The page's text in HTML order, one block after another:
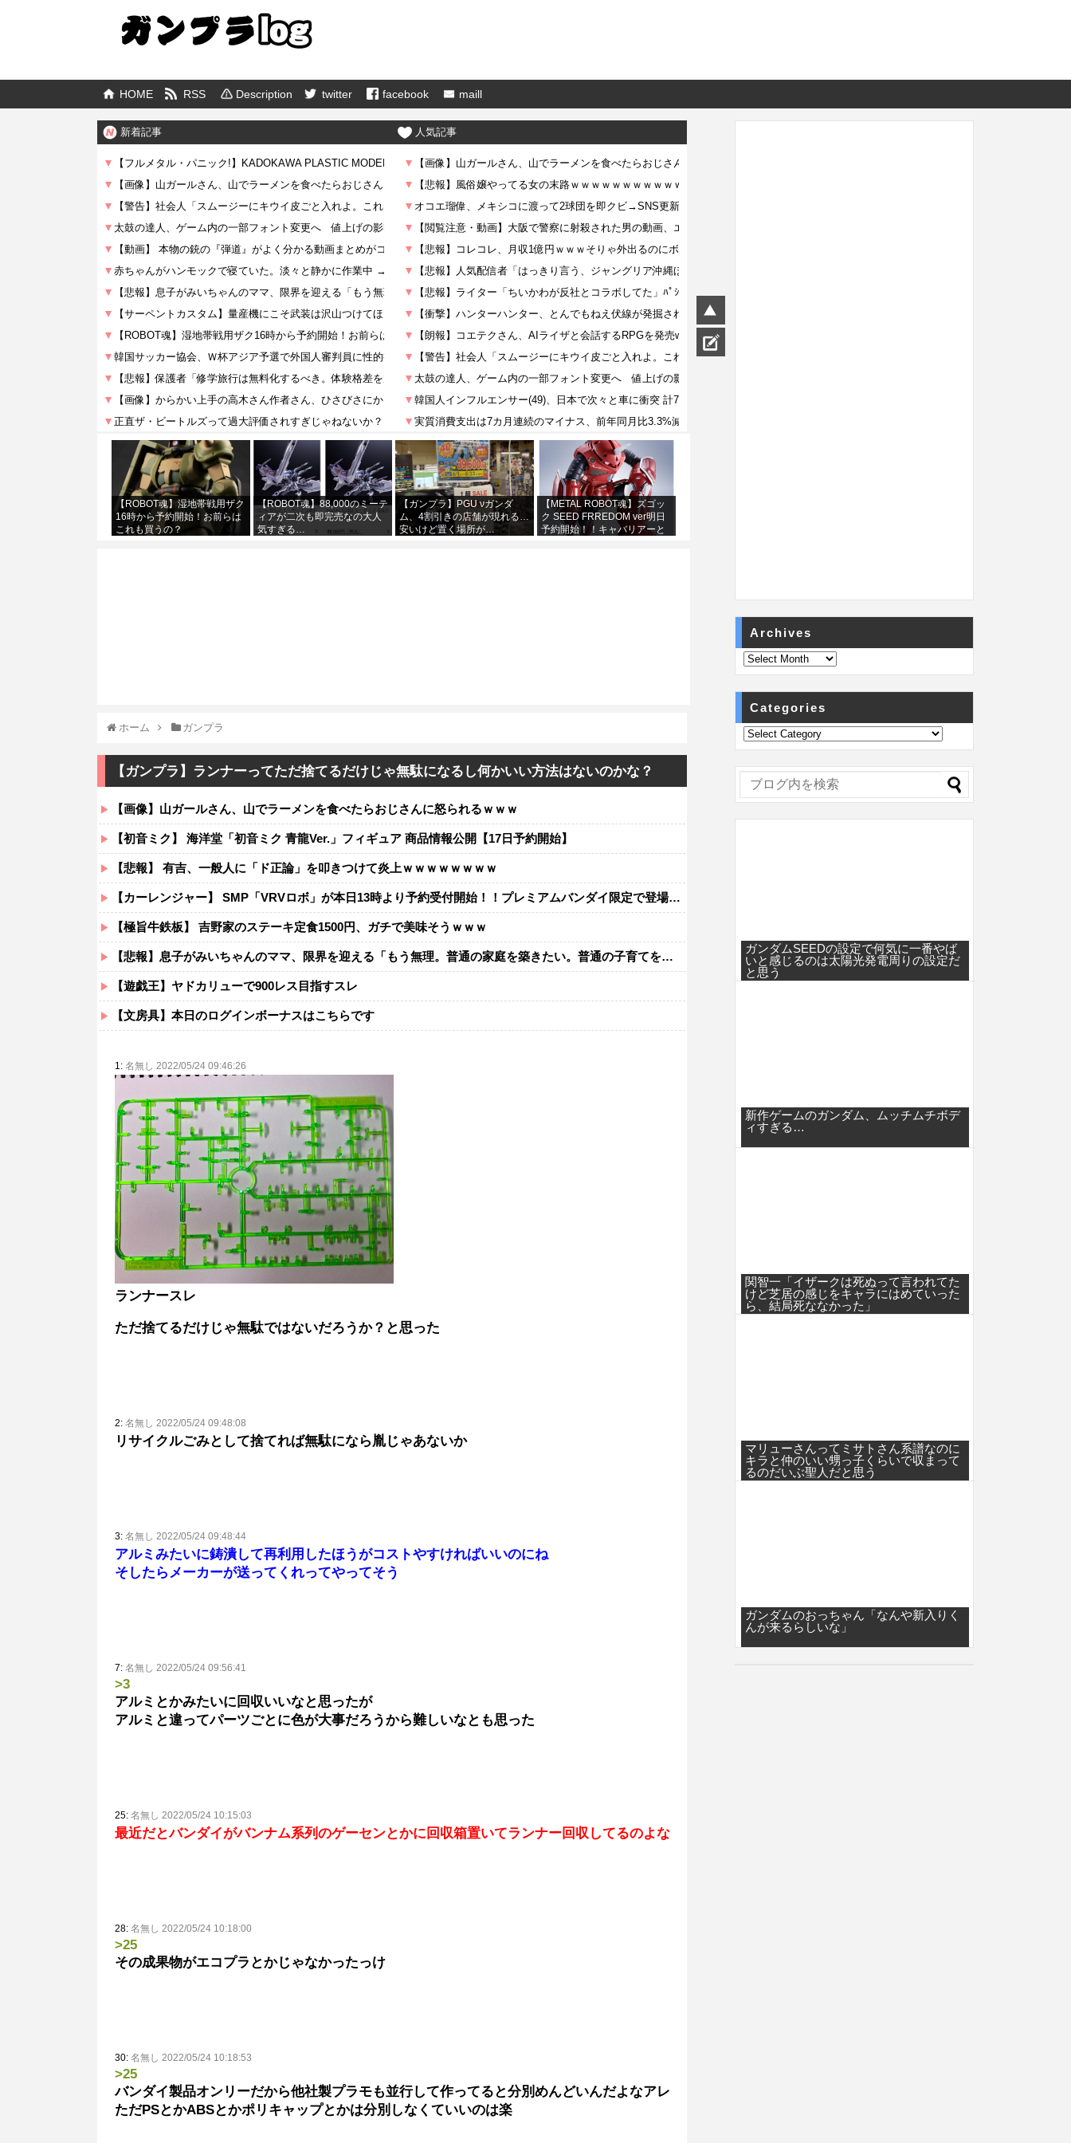
HOME RSS Description twitter facebook maill
新着記事 人気記事
【ROBOT魂】湿地帯戦用ザク
16時から予約開始！お前らは
これも買うの？
【ROBOT魂】88,000のミーテ
ィアが二次も即完売なの大人
気すぎる…
【ガンプラ】PGU νガンダ
ム、4割引きの店舗が現れる…
安いけど置く場所が…
【METAL ROBOT魂】ズゴッ
ク SEED FRREDOM ver明日
予約開始！！キャバリアーと
ホーム ガンプラ
【ガンプラ】ランナーってただ捨てるだけじゃ無駄になるし何かいい方法はないのかな？
【画像】山ガールさん、山でラーメンを食べたらおじさんに怒られるｗｗｗ
【初音ミク】 海洋堂「初音ミク 青龍Ver.」フィギュア 商品情報公開【17日予約開始】
【悲報】 有吉、一般人に「ド正論」を叩きつけて炎上ｗｗｗｗｗｗｗｗ
【カーレンジャー】 SMP「VRVロボ」が本日13時より予約受付開始！！プレミアムバンダイ限定で登場！！
【極旨牛鉄板】 吉野家のステーキ定食1500円、ガチで美味そうｗｗｗ
【悲報】息子がみいちゃんのママ、限界を迎える「もう無理。普通の家庭を築きたい。普通の子育てをしたい。」
【遊戯王】ヤドカリューで900レス目指すスレ
【文房具】本日のログインボーナスはこちらです
1: 名無し 2022/05/24 09:46:26
ランナースレ
ただ捨てるだけじゃ無駄ではないだろうか？と思った
2: 名無し 2022/05/24 09:48:08
リサイクルごみとして捨てれば無駄になら胤じゃあないか
3: 名無し 2022/05/24 09:48:44
アルミみたいに鋳潰して再利用したほうがコストやすければいいのにね
そしたらメーカーが送ってくれってやってそう
7: 名無し 2022/05/24 09:56:41
>3
アルミとかみたいに回収いいなと思ったが
アルミと違ってパーツごとに色が大事だろうから難しいなとも思った
25: 名無し 2022/05/24 10:15:03
最近だとバンダイがバンナム系列のゲーセンとかに回収箱置いてランナー回収してるのよな
28: 名無し 2022/05/24 10:18:00
>25
その成果物がエコプラとかじゃなかったっけ
30: 名無し 2022/05/24 10:18:53
>25
バンダイ製品オンリーだから他社製プラモも並行して作ってると分別めんどいんだよなアレ
ただPSとかABSとかポリキャップとかは分別しなくていいのは楽
Archives
Categories
ガンダムSEEDの設定で何気に一番やば
いと感じるのは太陽光発電周りの設定だ
と思う
新作ゲームのガンダム、ムッチムチボデ
ィすぎる…
関智一「イザークは死ぬって言われてた
けど芝居の感じをキャラにはめていった
ら、結局死ななかった」
マリューさんってミサトさん系譜なのに
キラと仲のいい甥っ子くらいで収まって
るのだいぶ聖人だと思う
ガンダムのおっちゃん「なんや新入りく
んが来るらしいな」